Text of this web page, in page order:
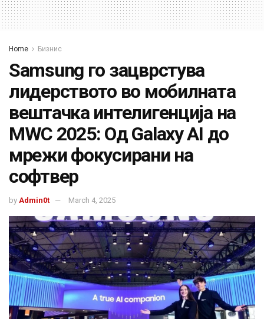
Home Бизнис
Samsung го зацврстува
лидерството во мобилната
вештачка интелигенција на
MWC 2025: Од Galaxy AI до
мрежи фокусирани на
софтвер
by Admin0t March 4, 2025